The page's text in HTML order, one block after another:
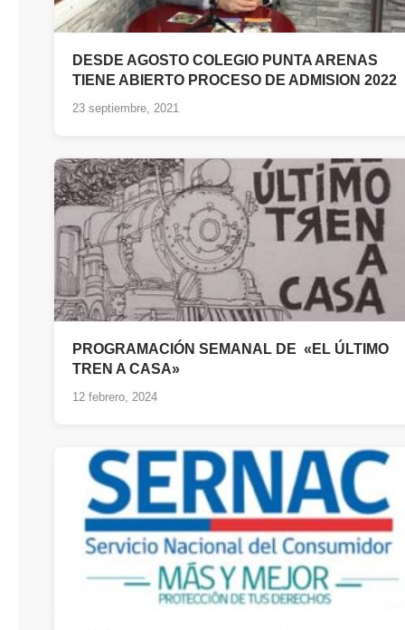
DESDE AGOSTO COLEGIO PUNTA ARENAS
TIENE ABIERTO PROCESO DE ADMISION 2022
23 septiembre, 2021
PROGRAMACIÓN SEMANAL DE «EL ÚLTIMO
TREN A CASA»
12 febrero, 2024